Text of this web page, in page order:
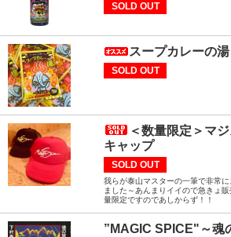
SOLD OUT
スープカレーの湯
SOLD OUT
＜数量限定＞マ
キャップ
SOLD OUT
我らが泰山マスターの一筆で非常に
ました～あんまりイイので急きょ
量限定ですのであしからず！！
”MAGIC SPICE"～魂